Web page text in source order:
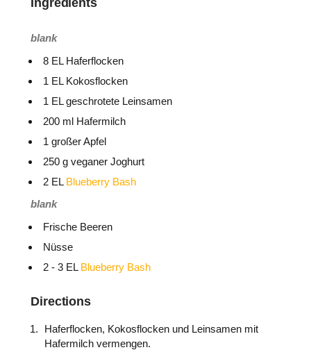
Ingredients
blank
8 EL Haferflocken
1 EL Kokosflocken
1 EL geschrotete Leinsamen
200 ml Hafermilch
1 großer Apfel
250 g veganer Joghurt
2 EL Blueberry Bash
blank
Frische Beeren
Nüsse
2 - 3 EL Blueberry Bash
Directions
Haferflocken, Kokosflocken und Leinsamen mit
Hafermilch vermengen.